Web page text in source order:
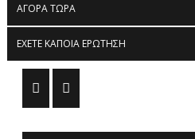
ΑΓΟΡΆ ΤΏΡΑ
ΈΧΕΤΕ ΚΆΠΟΙΑ ΕΡΏΤΗΣΗ